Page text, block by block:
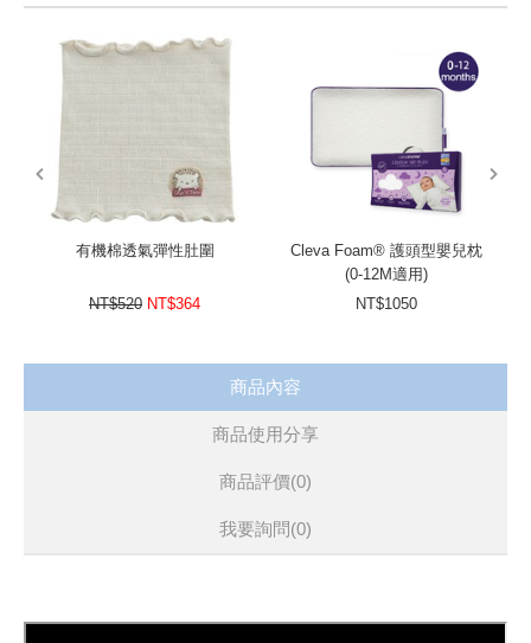
有機棉透氣彈性肚圍
NT$520 NT$364
Cleva Foam® 護頭型嬰兒枕
(0-12M適用)
NT$1050
商品內容
商品使用分享
商品評價(0)
我要詢問(0)